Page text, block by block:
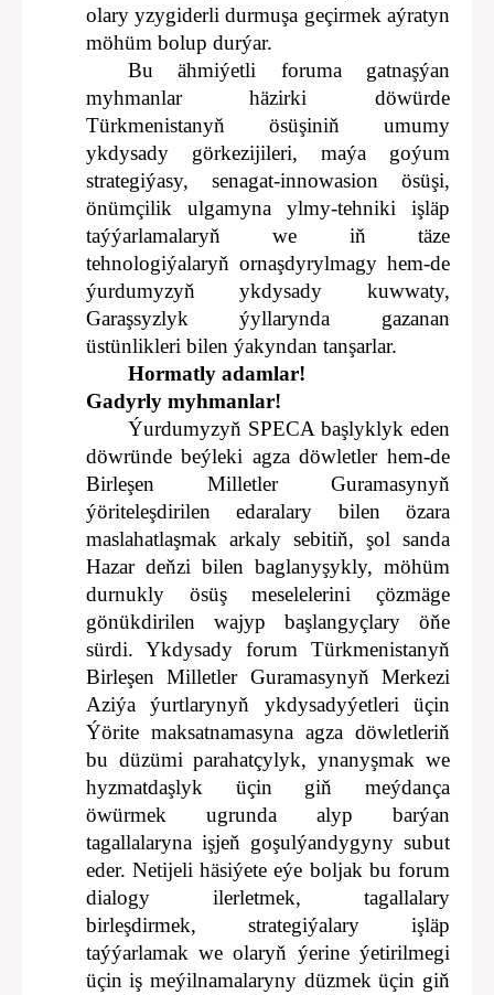
olary yzygiderli durmuşa geçirmek aýratyn
möhüm bolup durýar.
Bu ähmiýetli foruma gatnaşýan
myhmanlar häzirki döwürde
Türkmenistanyň ösüşiniň umumy
ykdysady görkezijileri, maýa goýum
strategiýasy, senagat-innowasion ösüşi,
önümçilik ulgamyna ylmy-tehniki işläp
taýýarlamalaryň we iň täze
tehnologiýalaryň ornaşdyrylmagy hem-de
ýurdumyzyň ykdysady kuwwaty,
Garaşsyzlyk ýyllarynda gazanan
üstünlikleri bilen ýakyndan tanşarlar.
Hormatly adamlar!
Gadyrly myhmanlar!
Ýurdumyzyň SPECA başlyklyk eden
döwründe beýleki agza döwletler hem-de
Birleşen Milletler Guramasynyň
ýöriteleşdirilen edaralary bilen özara
maslahatlaşmak arkaly sebitiň, şol sanda
Hazar deňzi bilen baglanyşykly, möhüm
durnukly ösüş meselelerini çözmäge
gönükdirilen wajyp başlangyçlary öňe
sürdi. Ykdysady forum Türkmenistanyň
Birleşen Milletler Guramasynyň Merkezi
Aziýa ýurtlarynyň ykdysadyýetleri üçin
Ýörite maksatnamasyna agza döwletleriň
bu düzümi parahatçylyk, ynanyşmak we
hyzmatdaşlyk üçin giň meýdança
öwürmek ugrunda alyp barýan
tagallalaryna işjeň goşulýandygyny subut
eder. Netijeli häsiýete eýe boljak bu forum
dialogy ilerletmek, tagallalary
birleşdirmek, strategiýalary işläp
taýýarlamak we olaryň ýerine ýetirilmegi
üçin iş meýilnamalaryny düzmek üçin giň